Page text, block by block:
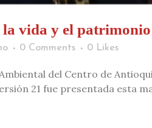
vida y el
0 Comments 0 Likes
del Centro de
21 fue presentada esta